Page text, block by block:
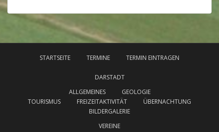
STARTSEITE TERMINE TERMIN EINTRAGEN
DARSTADT
ALLGEMEINES
GEOLOGIE
TOURISMUS
FREIZEITAKTIVITÄT
ÜBERNACHTUNG
BILDERGALERIE
VEREINE